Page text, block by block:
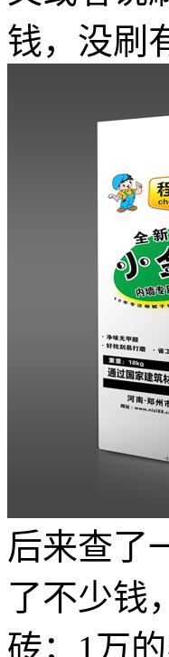
钱，没刷
后来查了
了不少钱
砖；1万